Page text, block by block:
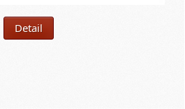
Detail